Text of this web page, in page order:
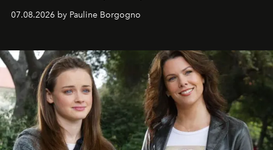
07.08.2026 by Pauline Borgogno